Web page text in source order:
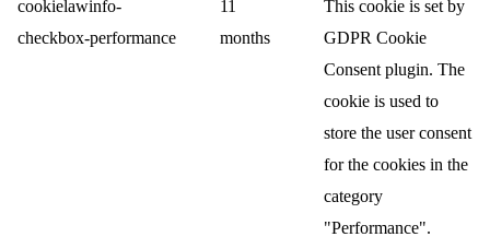
cookielawinfo-
checkbox-performance
11
months
This cookie is set by
GDPR Cookie
Consent plugin. The
cookie is used to
store the user consent
for the cookies in the
category
"Performance".